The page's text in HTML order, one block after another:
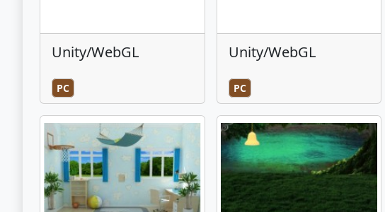
Unity/WebGL
PC
Unity/WebGL
PC